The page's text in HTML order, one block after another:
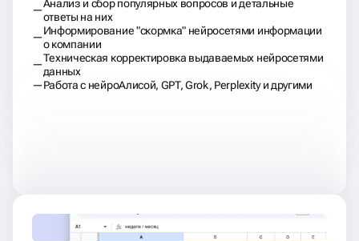
Анализ и сбор популярных вопросов и детальные
ответы на них
Информирование "скормка" нейросетями информации
о компании
Техническая корректировка выдаваемых нейросетями
данных
Работа с нейроАлисой, GPT, Grok, Perplexity и другими